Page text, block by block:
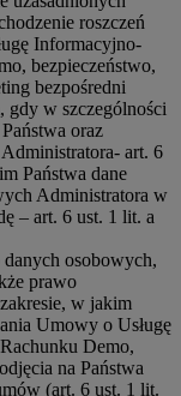
roszczeń
Informacyjno-
bezpieczeństwo,
bezpośredni
gdy w szczególności
oraz
art. 6
Państwa dane
Administratora w
– art. 6 ust. 1 lit. a
danych osobowych,
prawo
w jakim
Umowy o Usługę
Demo,
na Państwa
(art. 6 ust. 1 lit.